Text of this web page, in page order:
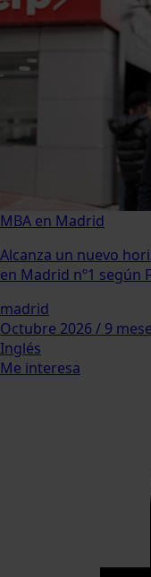
MBA en Madrid
Alcanza un nuevo
en Madrid nº1 según
madrid
Octubre 2026 / 9
Inglés
Me interesa